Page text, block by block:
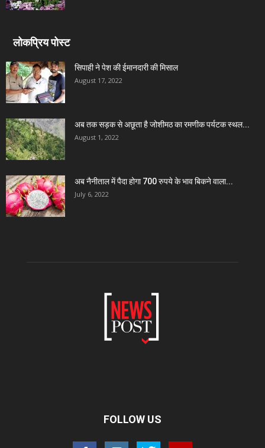
लोकप्रिय पोस्ट
सिपाही ने पेश की ईमानदारी की मिसाल
August 17, 2022
अब तक सड़क से अछूता है जोशीमठ का रमणीक पर्यटक स्थल...
August 1, 2022
अब नैनीताल में पैदा होगा 700 रुपये के भाव बिकने वाला...
July 6, 2022
FOLLOW US